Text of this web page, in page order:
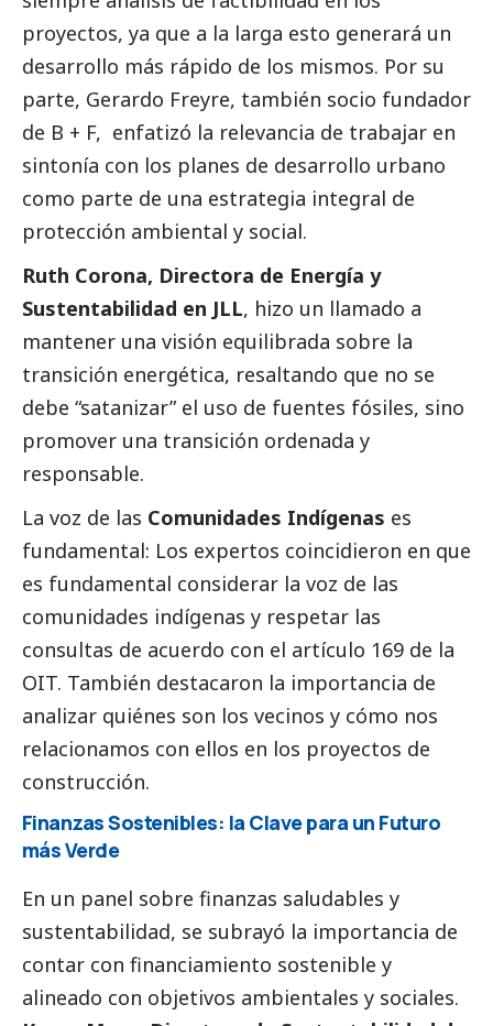
proyectos, ya que a la larga esto generará un
desarrollo más rápido de los mismos. Por su
parte, Gerardo Freyre, también socio fundador
de B + F, enfatizó la relevancia de trabajar en
sintonía con los planes de desarrollo urbano
como parte de una estrategia integral de
protección ambiental y social.
Ruth Corona, Directora de Energía y
Sustentabilidad en JLL, hizo un llamado a
mantener una visión equilibrada sobre la
transición energética, resaltando que no se
debe “satanizar” el uso de fuentes fósiles, sino
promover una transición ordenada y
responsable.
La voz de las Comunidades Indígenas es
fundamental: Los expertos coincidieron en que
es fundamental considerar la voz de las
comunidades indígenas y respetar las
consultas de acuerdo con el artículo 169 de la
OIT. También destacaron la importancia de
analizar quiénes son los vecinos y cómo nos
relacionamos con ellos en los proyectos de
construcción.
Finanzas Sostenibles: la Clave para un Futuro
más Verde
En un panel sobre finanzas saludables y
sustentabilidad, se subrayó la importancia de
contar con financiamiento sostenible y
alineado con objetivos ambientales y sociales.